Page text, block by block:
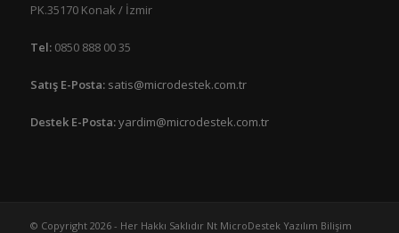
PK.35170 Konak / İzmir
Tel:0850 888 00 35
Satış E-Posta: satis@microdestek.com.tr
Destek E-Posta:yardim@microdestek.com.tr
© Copyright 2026 - Her Hakkı Saklıdır Nt MicroDestek Yazılım Bilişim